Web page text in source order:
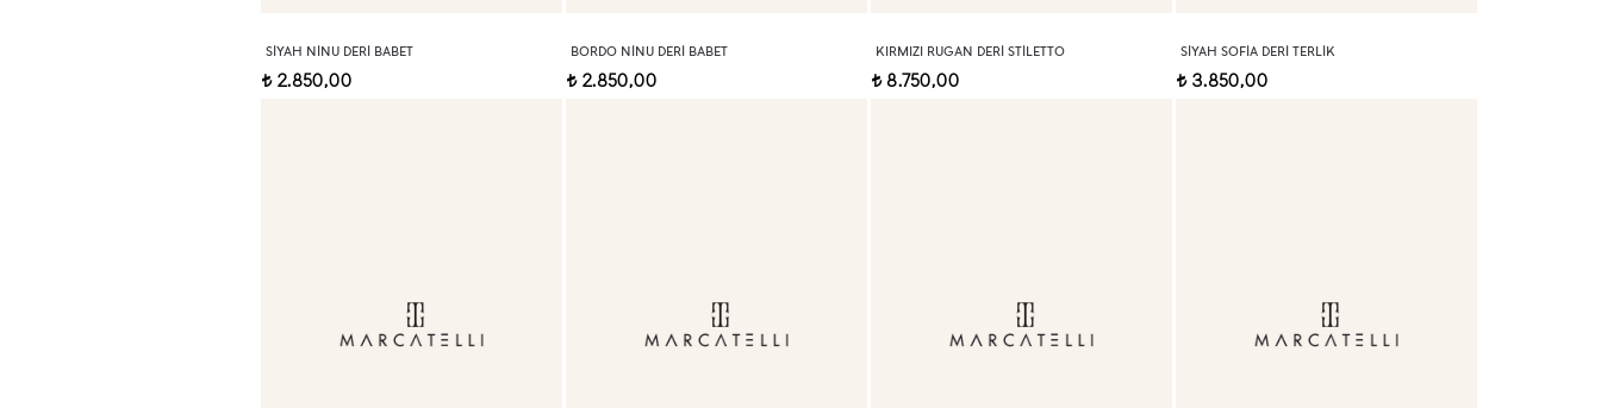
SIYAH NINU DERI BABET
t2.850,00
BORDO NINU DERI BABET
t2.850,00
KIRMIZI RUGAN DERI STILETTO
t8.750,00
SIYAH SOFIA DERI TERLIK
t3.850,00